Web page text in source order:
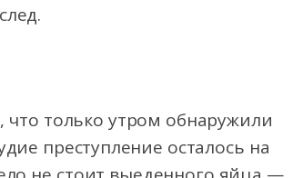
только утром обнаружили
преступление осталось на